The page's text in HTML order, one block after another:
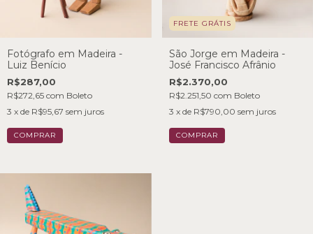
Fotógrafo em Madeira -
Luiz Benício
R$287,00
R$272,65 com Boleto
3 x de R$95,67 sem juros
FRETE GRÁTIS
São Jorge em Madeira -
José Francisco Afrânio
R$2.370,00
R$2.251,50 com Boleto
3 x de R$790,00 sem juros